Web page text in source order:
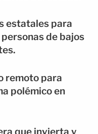
estatales para
de bajos
remoto para
polémico en